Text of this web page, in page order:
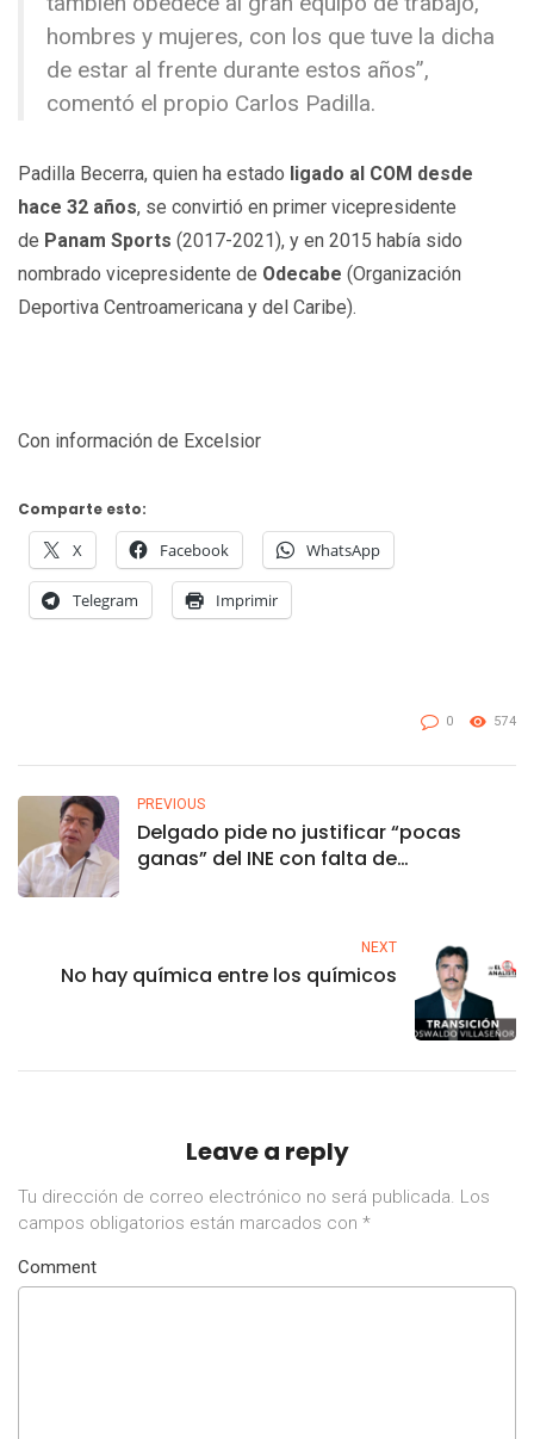
hombres y mujeres, con los que tuve la dicha
de estar al frente durante estos años”,
comentó el propio Carlos Padilla.
Padilla Becerra, quien ha estado ligado al COM desde
hace 32 años, se convirtió en primer vicepresidente
de Panam Sports (2017-2021), y en 2015 había sido
nombrado vicepresidente de Odecabe (Organización
Deportiva Centroamericana y del Caribe).
Con información de Excelsior
Comparte esto:
X Facebook WhatsApp
Telegram Imprimir
0 574
PREVIOUS
Delgado pide no justificar “pocas
ganas” del INE con falta de
NEXT
No hay química entre los químicos
Leave a reply
Tu dirección de correo electrónico no será publicada. Los
campos obligatorios están marcados con *
Comment